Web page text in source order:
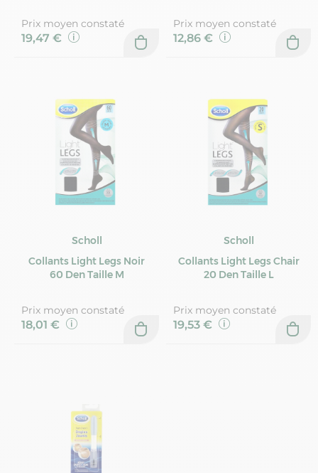
Prix moyen constaté
19,47 €
Prix moyen constaté
12,86 €
Scholl
Collants Light Legs Noir
60 Den Taille M
Prix moyen constaté
18,01 €
Scholl
Collants Light Legs Chair
20 Den Taille L
Prix moyen constaté
19,53 €